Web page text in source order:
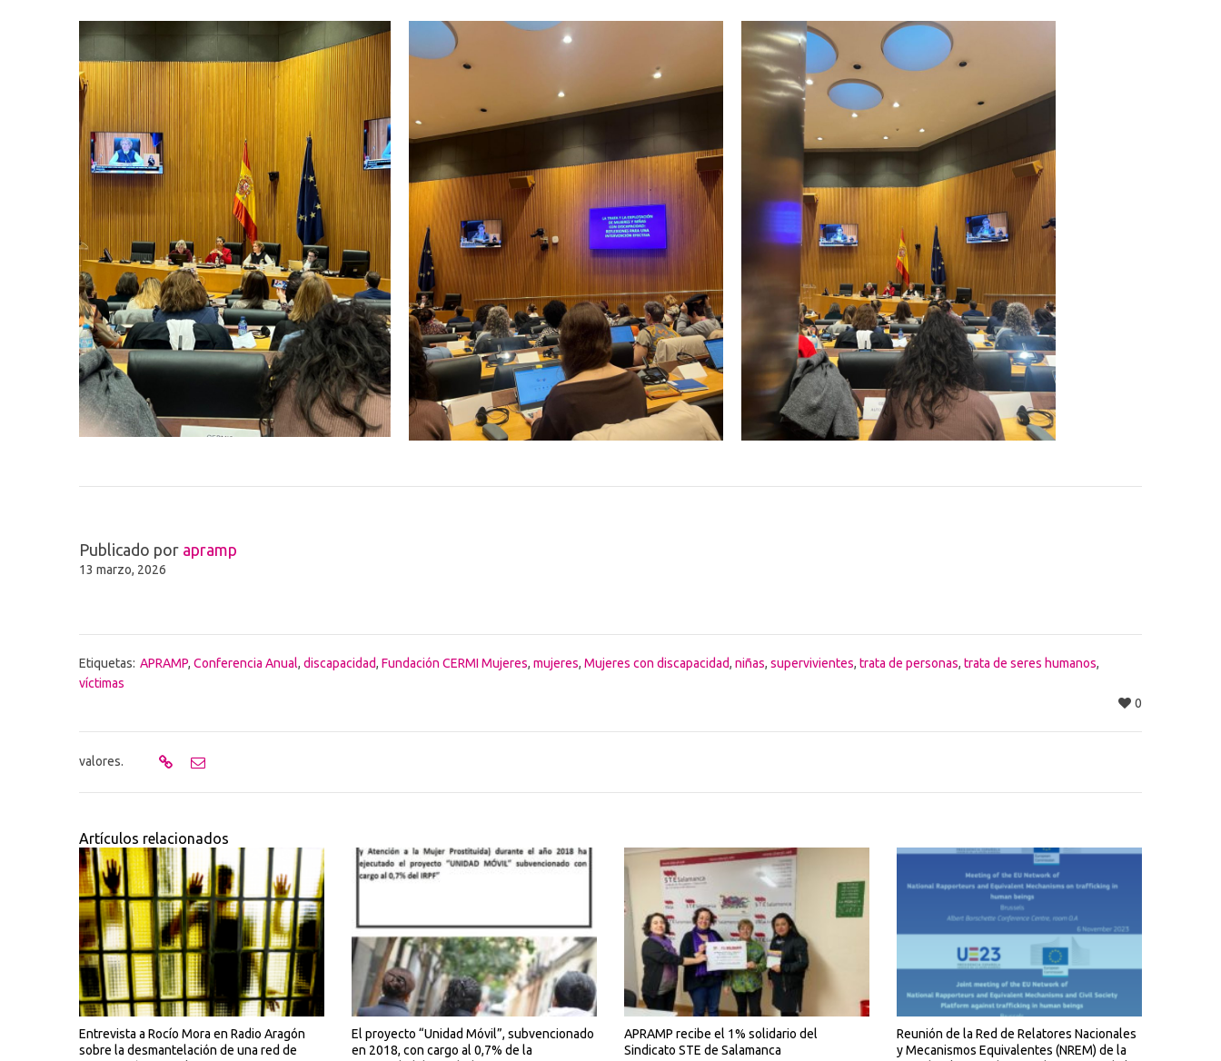
Publicado por apramp
13 marzo, 2026
Etiquetas: APRAMP, Conferencia Anual, discapacidad, Fundación CERMI Mujeres, mujeres, Mujeres con discapacidad, niñas, supervivientes, trata de personas, trata de seres humanos,
víctimas
0
valores.
Artículos relacionados
Entrevista a Rocío Mora en Radio Aragón
sobre la desmantelación de una red de
El proyecto “Unidad Móvil”, subvencionado
en 2018, con cargo al 0,7% de la
APRAMP recibe el 1% solidario del
Sindicato STE de Salamanca
Reunión de la Red de Relatores Nacionales
y Mecanismos Equivalentes (NREM) de la